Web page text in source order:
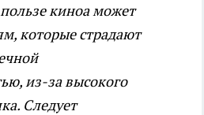
киноа может
которые страдают
из-за высокого
Следует